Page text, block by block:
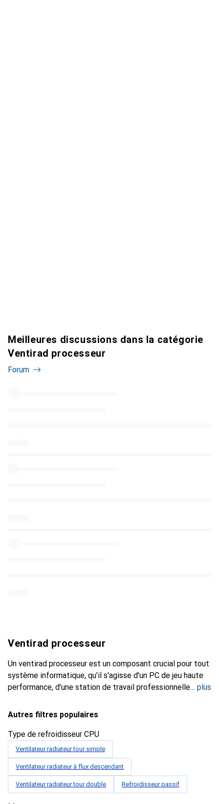
Meilleures discussions dans la catégorie
Ventirad processeur
Forum
Ventirad processeur
Un ventirad processeur est un composant crucial pour tout
système informatique, qu'il s'agisse d'un PC de jeu haute
performance, d'une station de travail professionnelle
plus
Autres filtres populaires
Type de refroidisseur CPU
Ventilateur radiateur tour simple
Ventilateur radiateur à flux descendant
Ventilateur radiateur tour double Refroidisseur passif